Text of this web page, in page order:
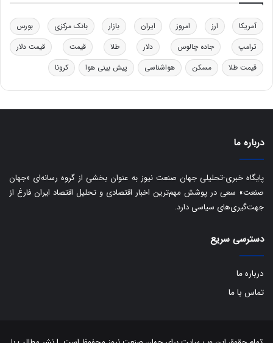
ر
ک
ل
ا
ت
ا
ی
ن
:
ا
ت
ق
ی
ن
ا
آمریکا ارز امروز ایران بازار بانک مرکزی
بورس
ترامپ
جاده چالوس دلار طلا قیمت
قیمت دلار
قیمت طلا
مسکن هواشناسی پیش بینی هوا کرونا
درباره ما
پایگاه خبری-تحلیلی جهان صنعت نیوز به عنوان بخشی از گروه رسانه‌ای «جهان
صنعت» سعی در پوشش مهم‌ترین اخبار اقتصادی و تحلیل اقتصاد ایران فارغ از
جهت‌گیری‌های سیاسی دارد.
دسترسی سریع
درباره ما
تماس با ما